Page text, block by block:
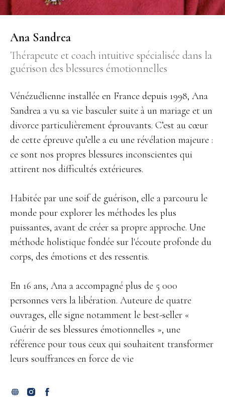
Ana Sandrea
Thérapeute et coach intuitive spécialisée dans la
guérison des blessures émotionnelles
Vénézuélienne installée en France depuis 1998, Ana
Sandrea a vu sa vie basculer suite à un mariage et un
divorce particulièrement éprouvants. C’est au cœur
de cette épreuve qu’elle a eu une révélation majeure :
ce sont nos propres blessures inconscientes qui
attirent nos difficultés extérieures.
Habitée par une soif de guérison, elle a parcouru le
monde pour explorer les méthodes les plus
puissantes, avant de créer sa propre approche. Une
méthode holistique fondée sur l'écoute profonde du
corps, des émotions et des ressentis.
En 16 ans, Ana a accompagné plus de 5 000
personnes vers la libération. Auteure de quatre
ouvrages, elle signe notamment le best-seller «
Guérir de ses blessures émotionnelles », une
référence pour tous ceux qui souhaitent transformer
leurs souffrances en force de vie